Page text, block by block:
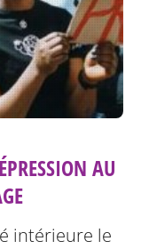
AU
intérieure le